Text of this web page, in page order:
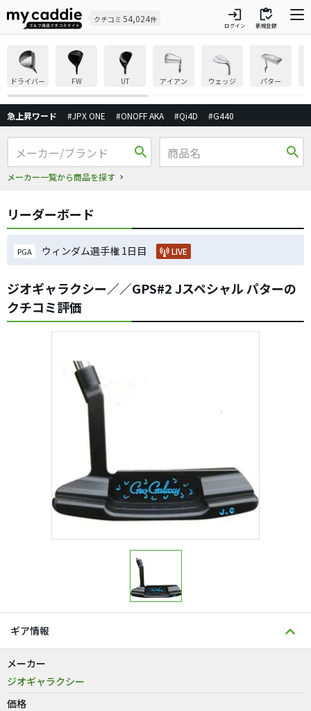
クチコミ 54,024件 login
ログイン
inventory
新規登録
ドライバー FW UT アイアン ウェッジ パター
急上昇ワード #JPX ONE #ONOFF AKA #Qi4D #G440
search
メーカー一覧から商品を探す
search
リーダーボード
PGA ウィンダム選手権 1日目 LIVE
ジオギャラクシー／／GPS#2 Jスペシャル パターの
クチコミ評価
ギア情報
メーカー
ジオギャラクシー
価格